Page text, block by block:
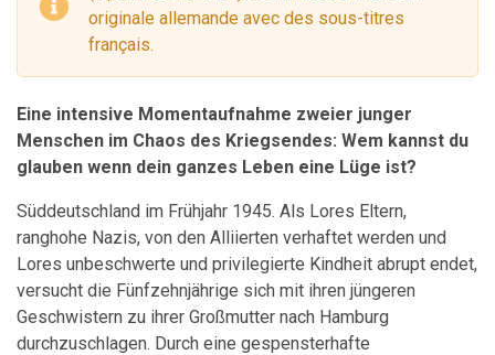
originale allemande avec des sous-titres
français.
Eine intensive Momentaufnahme zweier junger
Menschen im Chaos des Kriegsendes: Wem kannst du
glauben wenn dein ganzes Leben eine Lüge ist?
Süddeutschland im Frühjahr 1945. Als Lores Eltern,
ranghohe Nazis, von den Alliierten verhaftet werden und
Lores unbeschwerte und privilegierte Kindheit abrupt endet,
versucht die Fünfzehnjährige sich mit ihren jüngeren
Geschwistern zu ihrer Großmutter nach Hamburg
durchzuschlagen. Durch eine gespensterhafte